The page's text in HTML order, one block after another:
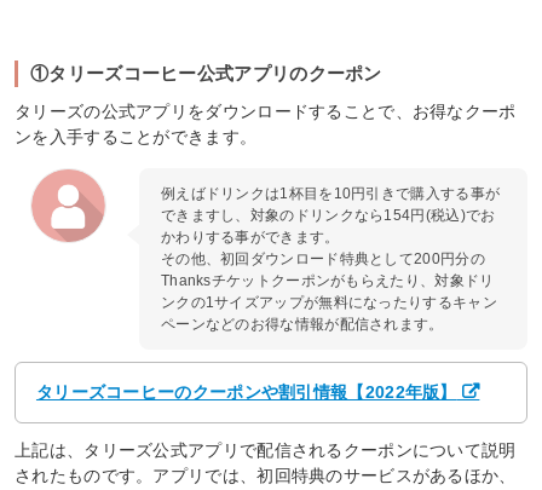
①タリーズコーヒー公式アプリのクーポン
タリーズの公式アプリをダウンロードすることで、お得なクーポ
ンを入手することができます。
例えばドリンクは1杯目を10円引きで購入する事が
できますし、対象のドリンクなら154円(税込)でお
かわりする事ができます。
その他、初回ダウンロード特典として200円分の
Thanksチケットクーポンがもらえたり、対象ドリ
ンクの1サイズアップが無料になったりするキャン
ペーンなどのお得な情報が配信されます。
タリーズコーヒーのクーポンや割引情報【2022年版】
上記は、タリーズ公式アプリで配信されるクーポンについて説明
されたものです。アプリでは、初回特典のサービスがあるほか、